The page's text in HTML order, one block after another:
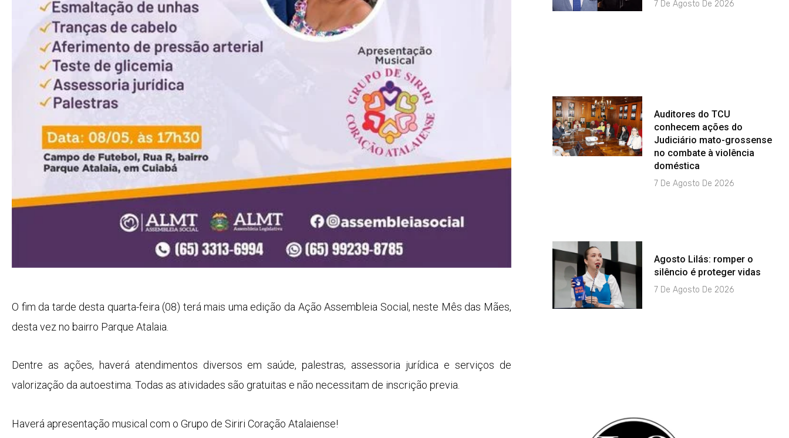
O fim da tarde desta quarta-feira (08) terá mais uma edição da Ação Assembleia Social, neste Mês das Mães,
desta vez no bairro Parque Atalaia.
Dentre as ações, haverá atendimentos diversos em saúde, palestras, assessoria jurídica e serviços de
valorização da autoestima. Todas as atividades são gratuitas e não necessitam de inscrição previa.
Haverá apresentação musical com o Grupo de Siriri Coração Atalaiense!
7 De Agosto De 2026
Auditores do TCU
conhecem ações do
Judiciário mato-grossense
no combate à violência
doméstica
7 De Agosto De 2026
Agosto Lilás: romper o
silêncio é proteger vidas
7 De Agosto De 2026